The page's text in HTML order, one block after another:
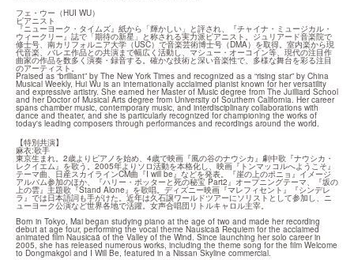
​フェ・ウー（HUI WU）
ピアニスト
『ニューヨーク・タイムズ』紙から「輝かしい」と評され、『チャイナ・ミュージカル・
ウィークリー』誌で「期待の新星」と称される実力派ピアニスト。ジュリアード音楽院で
修士号、南カリフォルニア大学（USC）で音楽芸術博士号（DMA）を取得。室内楽から現
代音楽、バレエ作品との共演まで幅広く活動し、マシュー・オーコイン等、現代の注目作
曲家の作品を数多く演奏・録音する。確かな技術と深い音楽性で、多様な舞台を彩る注目
のアーティスト。
Praised as “brilliant” by The New York Times and recognized as a “rising star” by China
Musical Weekly, Hui Wu is an internationally acclaimed pianist known for her versatility
and expressive artistry. She earned her Master of Music degree from The Juilliard School
and her Doctor of Musical Arts degree from University of Southern California. Her career
spans chamber music, contemporary music, and interdisciplinary collaborations with
dance and theater, and she is particularly recognized for championing the works of
today's leading composers through performances and recordings around the world.
【特別共演】
麻衣:歌手
東京生まれ。2歳よりピアノを始め、4歳で映画『風の谷のナウシカ』劇中歌『ナウシカ・
レクイエム』を歌う。2005年よりソロ活動を本格化し、映画『トンマッコルへようこそ』
テーマ曲、日産スカイラインCM曲『I will be』などを発表。『崖の上のポニョ』イメージ
アルバム参加のほか、『ハリー・ポッターと死の秘宝 Part2』オープニングテーマ、『坂の
上の雲』主題歌『Stand Alone』を歌唱。ディズニー映画『マレフィセント』『シンデレ
ラ』では日本語詞も手がけた。近年は久石譲ワールドツアーにソリストとして参加し、ニ
ューヨーク公演など世界各地で活躍。女声合唱団リトルキャロル主宰。
Born in Tokyo, Mai began studying piano at the age of two and made her recording
debut at age four, performing the vocal theme Nausicaä Requiem for the acclaimed
animated film Nausicaä of the Valley of the Wind. Since launching her solo career in
2005, she has released numerous works, including the theme song for the film Welcome
to Dongmakgol and I Will Be, featured in a Nissan Skyline commercial.